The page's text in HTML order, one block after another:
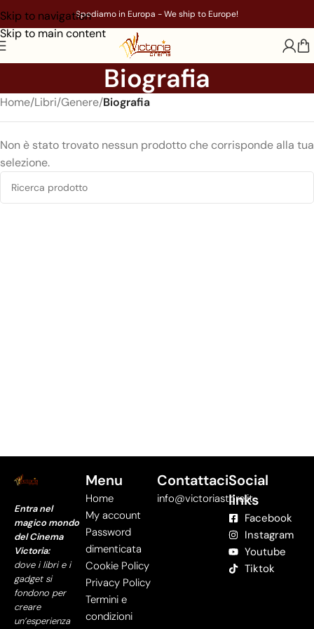
Skip to navigation
Skip to main content
Spediamo in Europa - We ship to Europe!
Biografia
Home/Libri/Genere/Biografia
Non è stato trovato nessun prodotto che corrisponde alla tua
selezione.
Entra nel
magico mondo
del Cinema
Victoria:
dove i libri e i
gadget si
fondono per
creare
un’esperienza
Menu
Home
My account
Password
dimenticata
Cookie Policy
Privacy Policy
Termini e
condizioni
Contattaci
info@victoriastore.it
Social
links
Facebook
Instagram
Youtube
Tiktok